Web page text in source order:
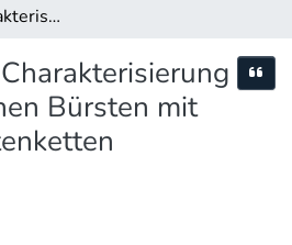
Synthese und Charakterisierung von zylindrischen Bürsten mit Polypeptidseitenketten
Bürsten mit